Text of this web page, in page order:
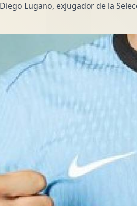
Diego Lugano, exjugador de la